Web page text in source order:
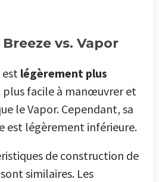
vs. Vapor
est légèrement plus
plus facile à manœuvrer et
le Vapor. Cependant, sa
est légèrement inférieure.
de construction de
similaires. Les